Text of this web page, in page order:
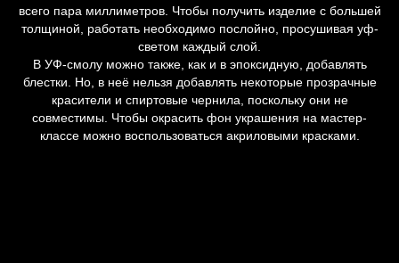
всего пара миллиметров. Чтобы получить изделие с большей
толщиной, работать необходимо послойно, просушивая уф-
светом каждый слой.
В УФ-смолу можно также, как и в эпоксидную, добавлять
блестки. Но, в неё нельзя добавлять некоторые прозрачные
красители и спиртовые чернила, поскольку они не
совместимы. Чтобы окрасить фон украшения на мастер-
классе можно воспользоваться акриловыми красками.